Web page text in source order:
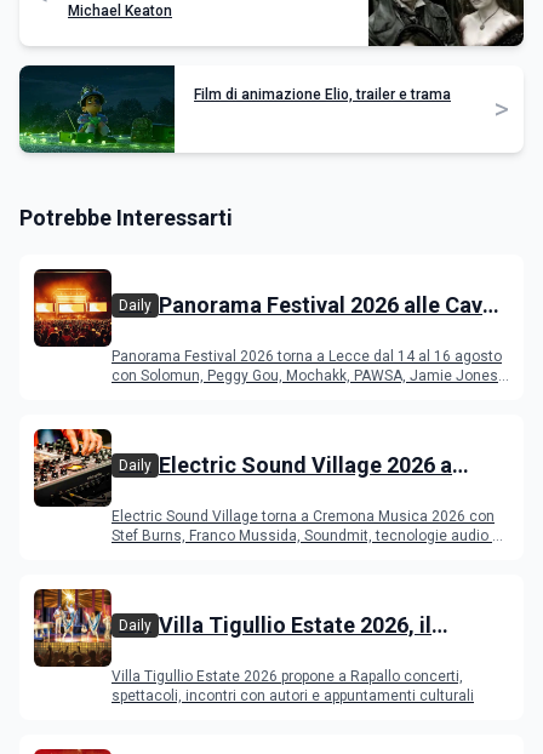
Michael Keaton
Film di animazione Elio, trailer e trama >
Potrebbe Interessarti
Daily Panorama Festival 2026 alle Cave
programma
Panorama Festival 2026 torna a Lecce dal 14 al 16 agosto
con Solomun, Peggy Gou, Mochakk, PAWSA, Jamie Jones
Daily Electric Sound Village 2026 a
Young Band Contest, il programma
Electric Sound Village torna a Cremona Musica 2026 con
Stef Burns, Franco Mussida, Soundmit, tecnologie audio e
Daily Villa Tigullio Estate 2026, il
Villa Tigullio Estate 2026 propone a Rapallo concerti,
spettacoli, incontri con autori e appuntamenti culturali